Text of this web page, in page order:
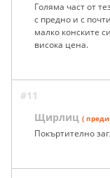
Голяма част от
с предно и с
малко конските
висока цена.
#11
Щирлиц (
Покъртително